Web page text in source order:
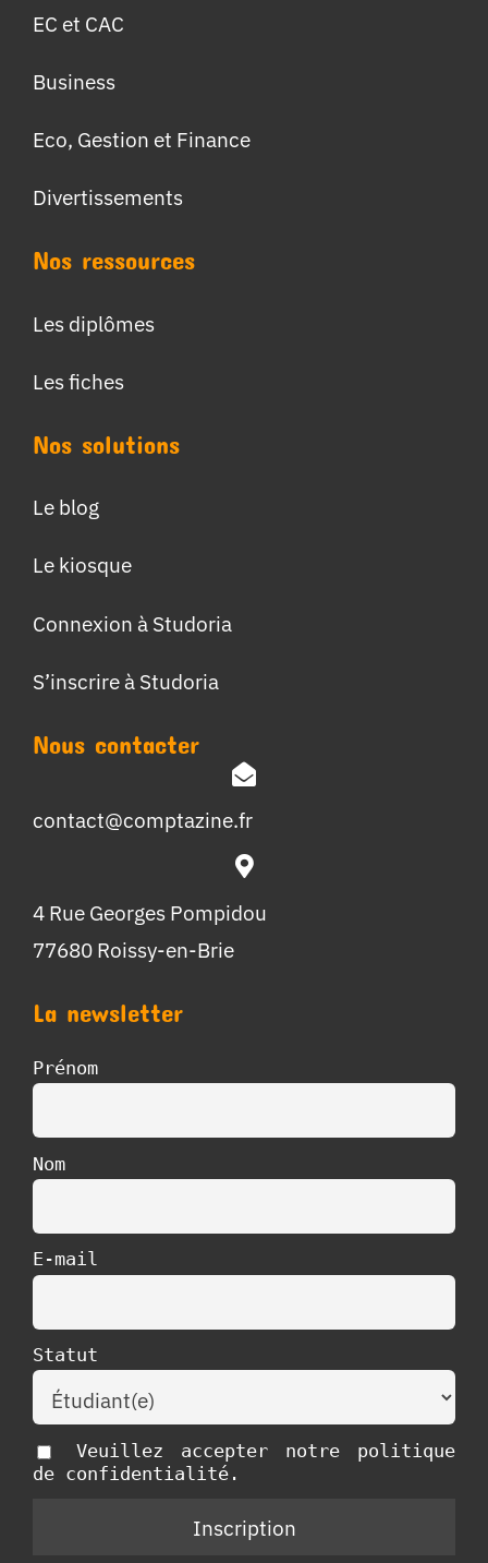
EC et CAC
Business
Eco, Gestion et Finance
Divertissements
Nos ressources
Les diplômes
Les fiches
Nos solutions
Le blog
Le kiosque
Connexion à Studoria
S’inscrire à Studoria
Nous contacter
contact@comptazine.fr
4 Rue Georges Pompidou
77680 Roissy-en-Brie
La newsletter
Prénom
Nom
E-mail
Statut
Veuillez accepter notre politique
de confidentialité.